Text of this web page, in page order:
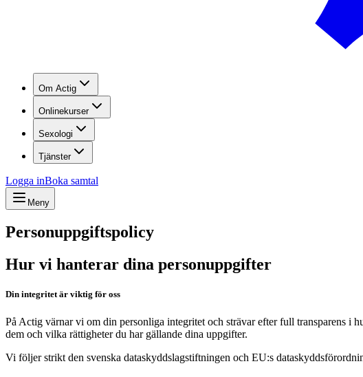
Om Actig
Onlinekurser
Sexologi
Tjänster
Logga inBoka samtal
Meny
Personuppgiftspolicy
Hur vi hanterar dina personuppgifter
Din integritet är viktig för oss
På Actig värnar vi om din personliga integritet och strävar efter full transparens
dem och vilka rättigheter du har gällande dina uppgifter.
Vi följer strikt den svenska dataskyddslagstiftningen och EU:s